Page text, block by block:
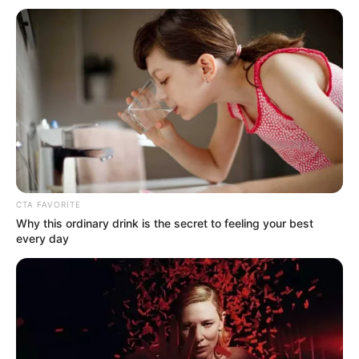
Baca juga:Cerita di Balik Permen Lollipop, Dulunya Berasal
dari Pacuan Kuda
Daftar isi
Sejarah batu akik sudah dipakai manusia purba
sejak ribuan tahun
CTA FAVORITE
Why this ordinary drink is the secret to feeling your best
every day